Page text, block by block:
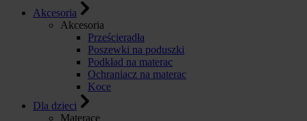
Akcesoria
Akcesoria
Prześcieradła
Poszewki na poduszki
Podkład na materac
Ochraniacz na materac
Koce
Dla dzieci
Materace